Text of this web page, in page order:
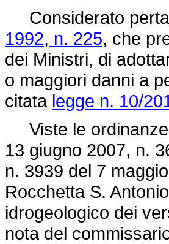
Considerato
1992, n. 225, che
dei Ministri, di
o maggiori danni a
citata legge n. 10/
Viste le ordinanze
13 giugno 2007, n.
n. 3939 del 7
Rocchetta S.
idrogeologico dei
nota del